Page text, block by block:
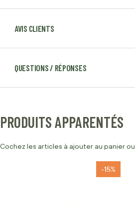
AVIS CLIENTS
QUESTIONS / RÉPONSES
PRODUITS APPARENTÉS
Cochez les articles à ajouter au panier ou
-15%